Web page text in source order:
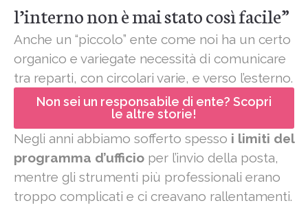
l’interno non è mai stato così facile”
Anche un “piccolo” ente come noi ha un certo
organico e variegate necessità di comunicare
tra reparti, con circolari varie, e verso l’esterno.
Non sei un responsabile di ente? Scopri
le altre storie!
Negli anni abbiamo sofferto spesso i limiti del
programma d’ufficio per l’invio della posta,
mentre gli strumenti più professionali erano
troppo complicati e ci creavano rallentamenti.